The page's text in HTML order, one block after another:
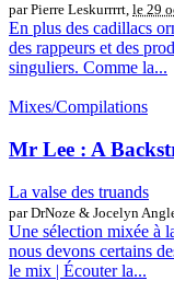
par Pierre Leskurrrrt, le 29
En plus des cadillacs
des rappeurs et des
singuliers. Comme la...
Mixes/Compilations
Mr Lee : A
La valse des truands
par DrNoze & Jocelyn
Une sélection mixée à
nous devons certains
le mix | Écouter la...